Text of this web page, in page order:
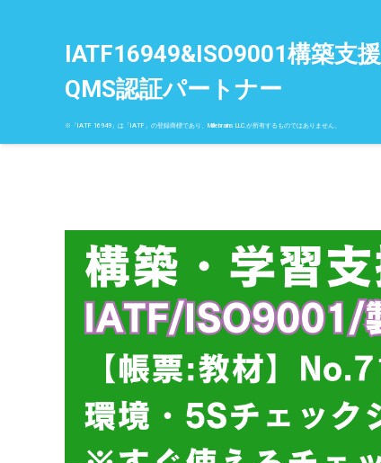
IATF16949&ISO9001構築支援
QMS認証パートナー
※「IATF 16949」は「IATF」の登録商標であり、Millebrains LLC.が所有するものではありません。